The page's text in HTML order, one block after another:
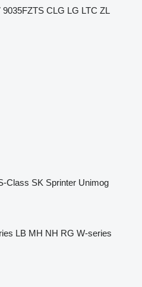
9035FZTS CLG LG LTC ZL
Class SK Sprinter Unimog
LB MH NH RG W-series